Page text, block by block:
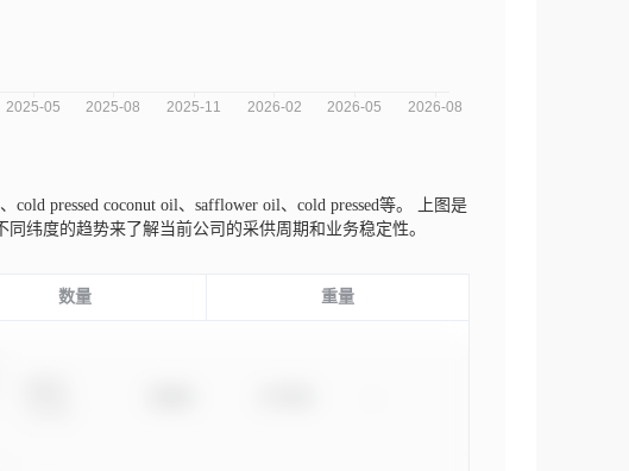
pressed coconut oil、safflower oil、cold pressed等。
上图是
纬度的趋势来了解当前公司的采供周期和业务稳定性。
数量 重量